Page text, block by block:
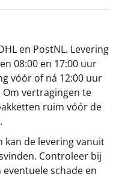
en PostNL. Levering
08:00 en 17:00 uur
vóór of ná 12:00 uur
Om vertragingen te
ruim vóór de
kan de levering vanuit
Controleer bij
schade en